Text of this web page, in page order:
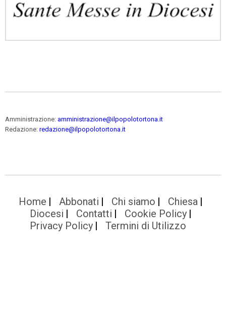
Amministrazione: amministrazione@ilpopolotortona.it
Redazione: redazione@ilpopolotortona.it
Home Abbonati Chi siamo
Chiesa
Diocesi
Contatti
Cookie Policy
Privacy Policy
Termini di Utilizzo